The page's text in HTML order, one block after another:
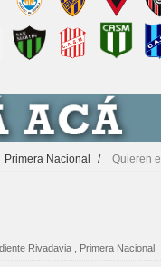
Primera Nacional / Quieren
Rivadavia Primera Nacional